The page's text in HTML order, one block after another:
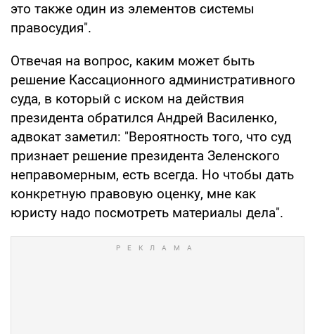
это также один из элементов системы
правосудия".
Отвечая на вопрос, каким может быть
решение Кассационного административного
суда, в который с иском на действия
президента обратился Андрей Василенко,
адвокат заметил: "Вероятность того, что суд
признает решение президента Зеленского
неправомерным, есть всегда. Но чтобы дать
конкретную правовую оценку, мне как
юристу надо посмотреть материалы дела".